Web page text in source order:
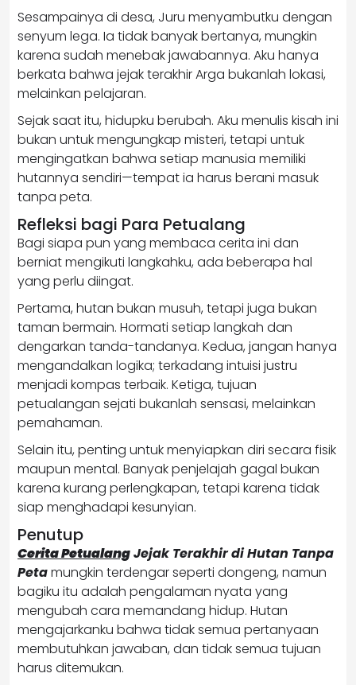
Sesampainya di desa, Juru menyambutku dengan
senyum lega. Ia tidak banyak bertanya, mungkin
karena sudah menebak jawabannya. Aku hanya
berkata bahwa jejak terakhir Arga bukanlah lokasi,
melainkan pelajaran.
Sejak saat itu, hidupku berubah. Aku menulis kisah ini
bukan untuk mengungkap misteri, tetapi untuk
mengingatkan bahwa setiap manusia memiliki
hutannya sendiri—tempat ia harus berani masuk
tanpa peta.
Refleksi bagi Para Petualang
Bagi siapa pun yang membaca cerita ini dan
berniat mengikuti langkahku, ada beberapa hal
yang perlu diingat.
Pertama, hutan bukan musuh, tetapi juga bukan
taman bermain. Hormati setiap langkah dan
dengarkan tanda-tandanya. Kedua, jangan hanya
mengandalkan logika; terkadang intuisi justru
menjadi kompas terbaik. Ketiga, tujuan
petualangan sejati bukanlah sensasi, melainkan
pemahaman.
Selain itu, penting untuk menyiapkan diri secara fisik
maupun mental. Banyak penjelajah gagal bukan
karena kurang perlengkapan, tetapi karena tidak
siap menghadapi kesunyian.
Penutup
Cerita PetualangJejak Terakhir di Hutan Tanpa
Petamungkin terdengar seperti dongeng, namun
bagiku itu adalah pengalaman nyata yang
mengubah cara memandang hidup. Hutan
mengajarkanku bahwa tidak semua pertanyaan
membutuhkan jawaban, dan tidak semua tujuan
harus ditemukan.